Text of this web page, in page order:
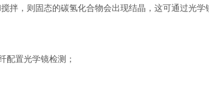
拌，则固态的碳氢化合物会出现结晶，这可通过光
配置光学镜检测；